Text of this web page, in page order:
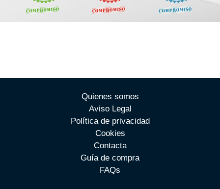
Quienes somos
Aviso Legal
Política de privacidad
Cookies
Contacta
Guía de compra
FAQs